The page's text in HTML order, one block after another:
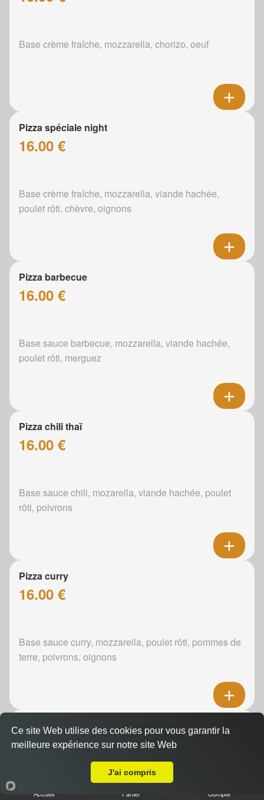
Base crème fraîche, mozzarella, chorizo, oeuf
Pizza spéciale night
16.00 €
Base crème fraîche, mozzarella, viande hachée,
poulet rôti, chèvre, oignons
Pizza barbecue
16.00 €
Base sauce barbecue, mozzarella, viande hachée,
poulet rôti, merguez
Pizza chili thaï
16.00 €
Base sauce chili, mozarella, viande hachée, poulet
rôti, poivrons
Pizza curry
16.00 €
Base sauce curry, mozzarella, poulet rôti, pommes de
terre, poivrons, oignons
Pizza boursin
16.00 €
Boursin, mozzarella, poulet rôti, pommes de terre,
Accueil Panier Compte
Ce site Web utilise des cookies pour vous garantir la
meilleure expérience sur notre site Web
J'ai compris